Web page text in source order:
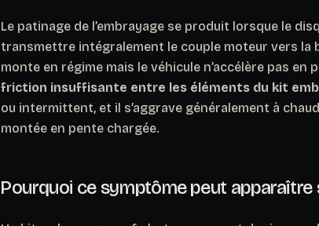
Le patinage de l’embrayage se produit lorsque le
transmettre intégralement le couple moteur vers la
monte en régime mais le véhicule n’accélère pas en
friction insuffisante entre les éléments du kit
ou intermittent, et il s’aggrave généralement à
montée en pente chargée.
Pourquoi ce symptôme peut